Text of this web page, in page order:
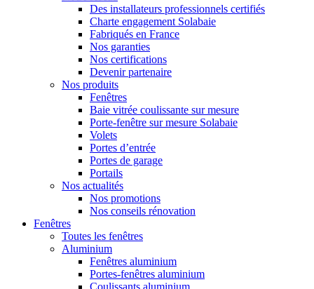
Des installateurs professionnels certifiés
Charte engagement Solabaie
Fabriqués en France
Nos garanties
Nos certifications
Devenir partenaire
Nos produits
Fenêtres
Baie vitrée coulissante sur mesure
Porte-fenêtre sur mesure Solabaie
Volets
Portes d’entrée
Portes de garage
Portails
Nos actualités
Nos promotions
Nos conseils rénovation
Fenêtres
Toutes les fenêtres
Aluminium
Fenêtres aluminium
Portes-fenêtres aluminium
Coulissants aluminium